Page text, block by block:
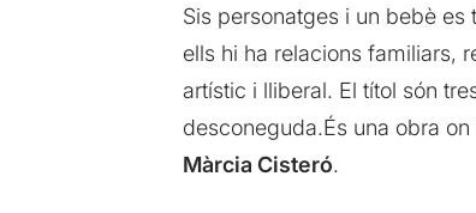
Sis personatges i un bebè
ells hi ha relacions familiars,
artístic i lliberal. El títol són
desconeguda.És una obra
Màrcia Cisteró.